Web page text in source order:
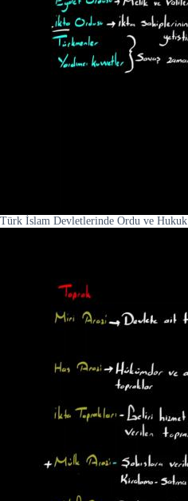
Türk İslam Devletlerinde Ordu ve Hukuk